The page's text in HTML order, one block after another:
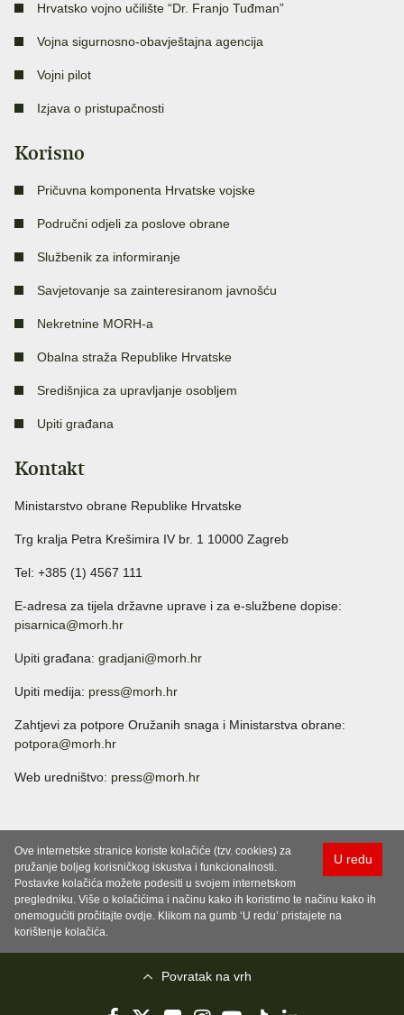
Hrvatsko vojno učilište “Dr. Franjo Tuđman”
Vojna sigurnosno-obavještajna agencija
Vojni pilot
Izjava o pristupačnosti
Korisno
Pričuvna komponenta Hrvatske vojske
Područni odjeli za poslove obrane
Službenik za informiranje
Savjetovanje sa zainteresiranom javnošću
Nekretnine MORH-a
Obalna straža Republike Hrvatske
Središnjica za upravljanje osobljem
Upiti građana
Kontakt
Ministarstvo obrane Republike Hrvatske
Trg kralja Petra Krešimira IV br. 1 10000 Zagreb
Tel: +385 (1) 4567 111
E-adresa za tijela državne uprave i za e-službene dopise:
pisarnica@morh.hr
Upiti građana: gradjani@morh.hr
Upiti medija: press@morh.hr
Zahtjevi za potpore Oružanih snaga i Ministarstva obrane:
potpora@morh.hr
Web uredništvo: press@morh.hr
U redu
Ove internetske stranice koriste kolačiće (tzv. cookies) za
pružanje boljeg korisničkog iskustva i funkcionalnosti.
Postavke kolačića možete podesiti u svojem internetskom
pregledniku. Više o kolačićima i načinu kako ih koristimo te načinu kako ih
onemogućiti pročitajte ovdje. Klikom na gumb ‘U redu’ pristajete na
korištenje kolačića.
Povratak na vrh